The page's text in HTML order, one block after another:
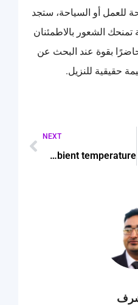
للعمل أو السياحة، ستجد
الشعور بالاطمئنان
بقوة عند البحث عن
حقيقية للنزيل.
NEXT
Does O General AC support high ambient temperature